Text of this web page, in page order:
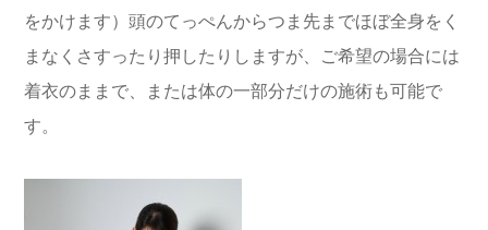
をかけます）頭のてっぺんからつま先までほぼ全身をく
まなくさすったり押したりしますが、ご希望の場合には
着衣のままで、または体の一部分だけの施術も可能で
す。